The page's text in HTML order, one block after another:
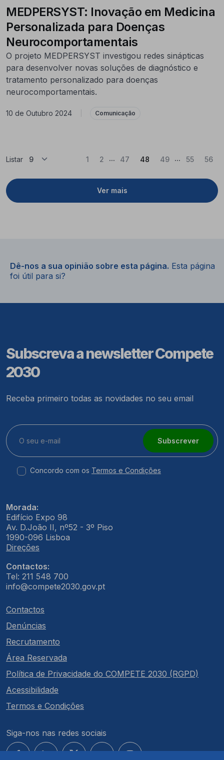
MEDPERSYST: Inovação em Medicina
Personalizada para Doenças
Neurocomportamentais
O projeto MEDPERSYST investigou redes sinápticas
para desenvolver novas soluções de diagnóstico e
tratamento personalizado para doenças
neurocomportamentais.
10 de Outubro 2024 Comunicação
Listar
Ver mais
1 2 ... 47 48 (Atual)
49 ... 55 56
Dê-nos a sua opinião sobre esta página. Esta página
foi útil para si?
Subscreva a newsletter Compete
2030
Receba primeiro todas as novidades no seu email
Subscrever
Concordo com os Termos e Condições
Morada:
Edifício Expo 98
Av. D.João II, nº52 - 3º Piso
1990-096 Lisboa
Direções
Contactos:
Tel: 211 548 700
info@compete2030.gov.pt
Contactos
Denúncias
Recrutamento
Área Reservada
Política de Privacidade do COMPETE 2030 (RGPD)
Acessibilidade
Termos e Condições
Siga-nos nas redes sociais